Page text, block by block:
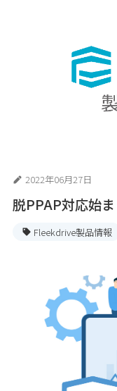
2022年06月27日
脱PPAP対応始
Fleekdrive製品情報